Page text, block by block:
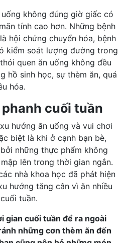
không đúng giờ giấc có
tính cao hơn. Những bệnh
hội chứng chuyển hóa, bệnh
kiểm soát lượng đường trong
quen ăn uống không đều
hồ sinh học, sự thèm ăn, quá
hóa.
cuối tuần
hướng ăn uống và vui chơi
biệt là khi ở cạnh bạn bè,
những thực phẩm không
lên trong thời gian ngắn.
nhà khoa học đã phát hiện
hướng tăng cân vì ăn nhiều
tuần.
gian cuối tuần để ra ngoài
những cơn thèm ăn đến